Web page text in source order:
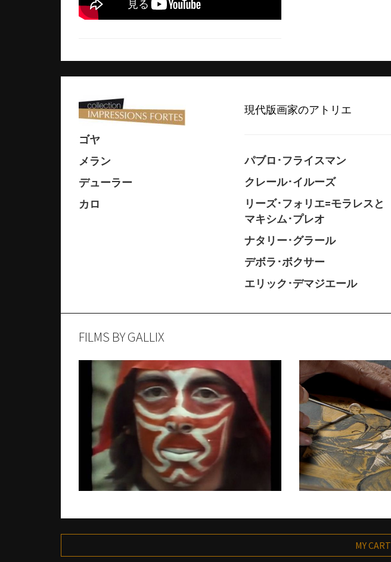
ゴヤ
メラン
デューラー
カロ
現代版画家のアトリエ
パブロ･フライスマン
クレール･イルーズ
リーズ･フォリエ=モラレスと
マキシム･プレオ
ナタリー･グラール
デボラ･ボクサー
エリック･デマジエール
FILMS BY GALLIX
MY CART